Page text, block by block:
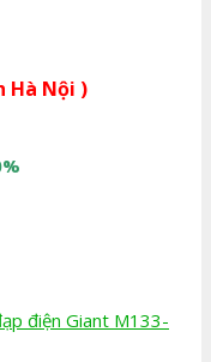
Hà Nội )
điện Giant M133-